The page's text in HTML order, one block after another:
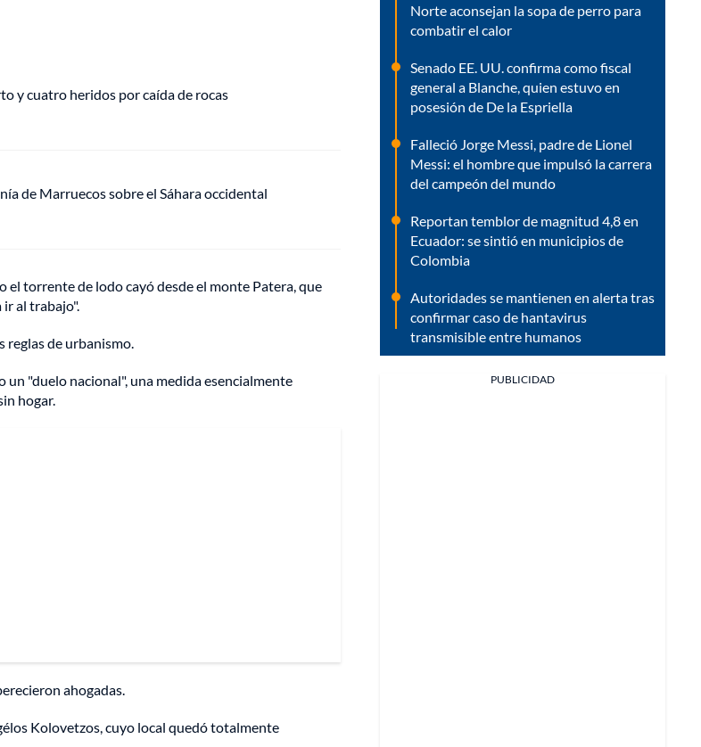
y cuatro heridos por caída de rocas
de Marruecos sobre el Sáhara occidental
el torrente de lodo cayó desde el monte Patera, que
ir al trabajo".
reglas de urbanismo.
"duelo nacional", una medida esencialmente
hogar.
ahogadas.
Kolovetzos, cuyo local quedó totalmente
Norte aconsejan la sopa de perro para
combatir el calor
Senado EE. UU. confirma como fiscal
general a Blanche, quien estuvo en
posesión de De la Espriella
Falleció Jorge Messi, padre de Lionel
Messi: el hombre que impulsó la carrera
del campeón del mundo
Reportan temblor de magnitud 4,8 en
Ecuador: se sintió en municipios de
Colombia
Autoridades se mantienen en alerta tras
confirmar caso de hantavirus
transmisible entre humanos
PUBLICIDAD